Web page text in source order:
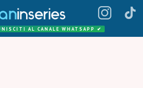
AL CANALE WHATSAPP ✔